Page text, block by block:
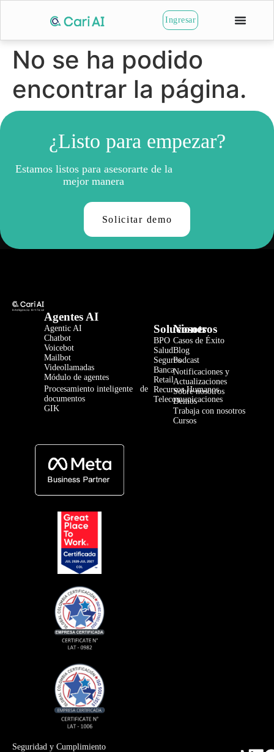
Ingresar
No se ha podido
encontrar la página.
ubicación.¿Listo para empezar?
Estamos listos para asesorarte de la
mejor manera
Solicitar demo
Agentes AI
Agentic AI
Chatbot
Voicebot
Mailbot
Videollamadas
Módulo de agentes
Procesamiento inteligente de
documentos
GIK
Soluciones
BPO
Salud
Seguros
Banca
Retail
Recursos Humanos
Telecomunicaciones
Nosotros
Casos de Éxito
Blog
Podcast
Notificaciones y
Actualizaciones
Sobre nosotros
Demos
Trabaja con nosotros
Cursos
Seguridad y Cumplimiento